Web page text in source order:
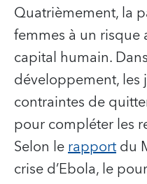
Quatrièmement, la
femmes à un
capital humain.
développement, les
contraintes de
pour compléter les
Selon lerapportdu
crise d’Ebola, le